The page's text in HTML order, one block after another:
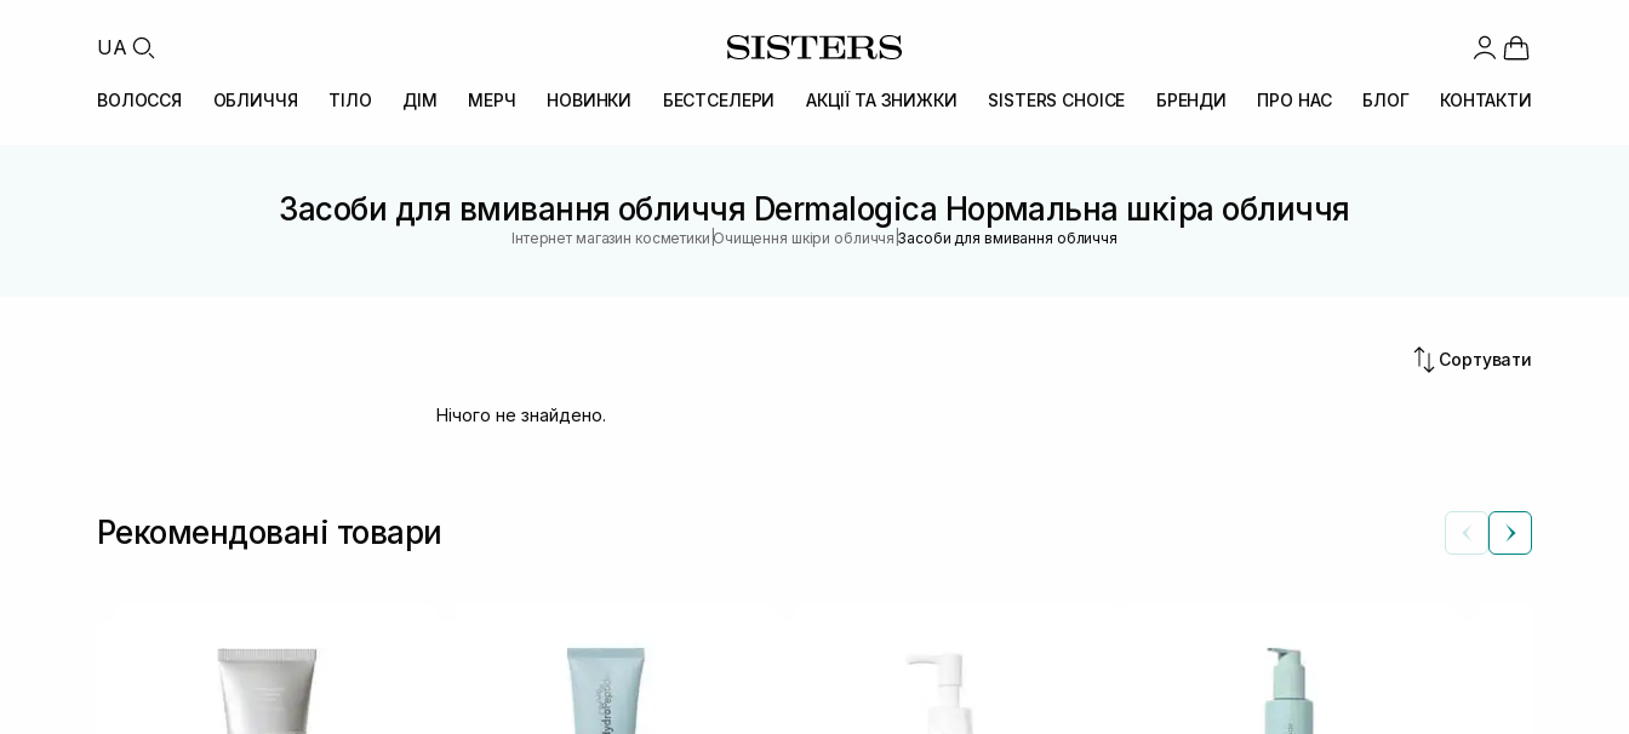
UA
ВОЛОССЯ ОБЛИЧЧЯ ТІЛО ДІМ МЕРЧ НОВИНКИ БЕСТСЕЛЕРИ АКЦІЇ ТА ЗНИЖКИ SISTERS CHOICE БРЕНДИ ПРО НАС БЛОГ КОНТАКТИ
Засоби для вмивання обличчя Dermalogica Нормальна шкіра обличчя
Інтернет магазин косметики |Очищення шкіри обличчя |Засоби для вмивання обличчя
Сортувати
Нічого не знайдено.
Рекомендовані товари